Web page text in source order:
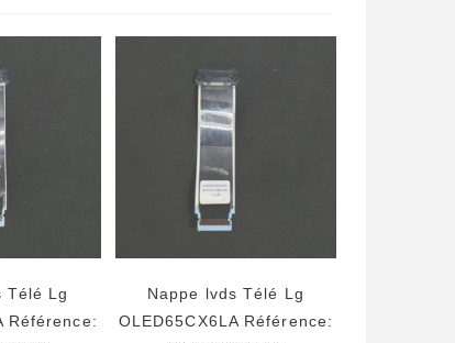
Télé Lg
Référence:
Nappe lvds Télé Lg
OLED65CX6LA Référence: